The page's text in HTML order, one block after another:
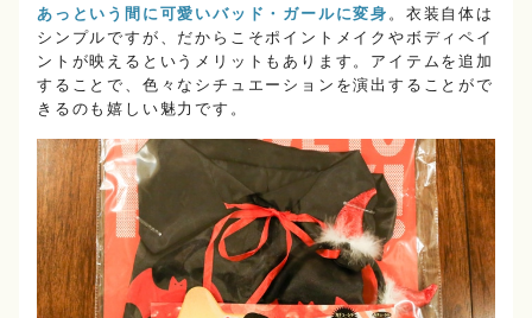
あっという間に可愛いバッド・ガールに変身 。衣装自体は
シンプルですが、だからこそポイントメイクやボディペイ
ントが映えるというメリットもあります。アイテムを追加
することで、色々なシチュエーションを演出することがで
きるのも嬉しい魅力です。